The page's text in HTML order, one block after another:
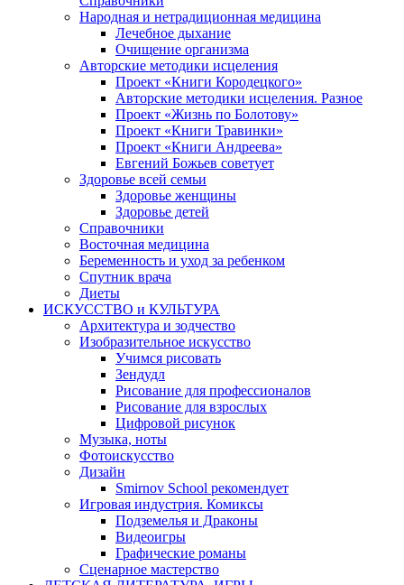
Народная и нетрадиционная медицина
Лечебное дыхание
Очищение организма
Авторские методики исцеления
Проект «Книги Кородецкого»
Авторские методики исцеления. Разное
Проект «Жизнь по Болотову»
Проект «Книги Травинки»
Проект «Книги Андреева»
Евгений Божьев советует
Здоровье всей семьи
Здоровье женщины
Здоровье детей
Справочники
Восточная медицина
Беременность и уход за ребенком
Спутник врача
Диеты
ИСКУССТВО и КУЛЬТУРА
Архитектура и зодчество
Изобразительное искусство
Учимся рисовать
Зендудл
Рисование для профессионалов
Рисование для взрослых
Цифровой рисунок
Музыка, ноты
Фотоискусство
Дизайн
Smirnov School рекомендует
Игровая индустрия. Комиксы
Подземелья и Драконы
Видеоигры
Графические романы
Сценарное мастерство